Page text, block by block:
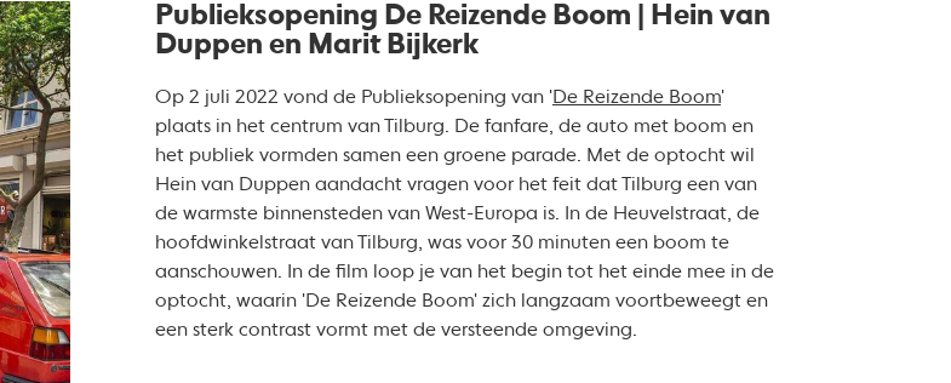
Publieksopening De Reizende Boom | Hein van
Duppen en Marit Bijkerk
Op 2 juli 2022 vond de Publieksopening van 'De Reizende Boom'
plaats in het centrum van Tilburg. De fanfare, de auto met boom en
het publiek vormden samen een groene parade. Met de optocht wil
Hein van Duppen aandacht vragen voor het feit dat Tilburg een van
de warmste binnensteden van West-Europa is. In de Heuvelstraat, de
hoofdwinkelstraat van Tilburg, was voor 30 minuten een boom te
aanschouwen. In de film loop je van het begin tot het einde mee in de
optocht, waarin 'De Reizende Boom' zich langzaam voortbeweegt en
een sterk contrast vormt met de versteende omgeving.